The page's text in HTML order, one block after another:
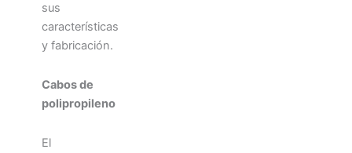
sus
características
y fabricación.
Cabos de
polipropileno
El